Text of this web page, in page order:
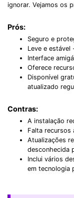
ignorar. Vejamos os
Prós:
Seguro e
Leve e estável
Interface
Oferece
Disponível
atualizado
Contras:
A instalação
Falta recursos
Atualizações
desconhecida
Inclui vários
em tecnologia